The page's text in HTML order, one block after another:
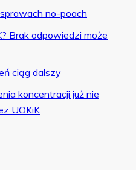
no-poach
Brak odpowiedzi może
ciąg dalszy
koncentracji już nie
UOKiK